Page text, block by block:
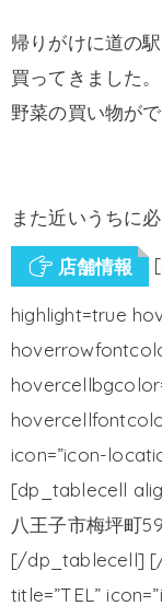
帰りがけに道の
買ってきました
野菜の買い物が
また近いうちに
店舗情報
highlight=true
icon=”icon-
[dp_tablecell
八王子市梅坪町
[/dp_tablecell]
title=”TEL”